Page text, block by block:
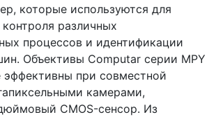
которые используются для
различных
процессов и идентификации
Объективы Computar серии MPY
эффективны при совместной
камерами,
CMOS-сенсор. Из